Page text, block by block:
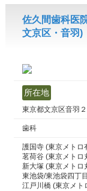
佐久間歯科医
文京区・音羽)
所在地
東京都文京区音羽
歯科
護国寺 (東京メトロ
茗荷谷 (東京メトロ
新大塚 (東京メトロ
東池袋/東池袋四丁
江戸川橋 (東京メト